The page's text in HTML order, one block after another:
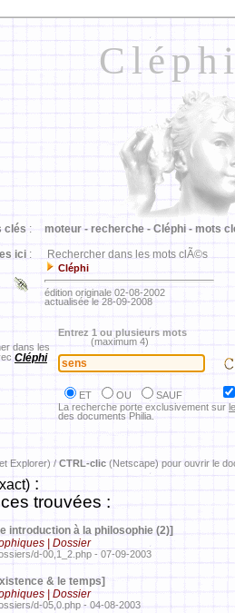
clés : moteur - recherche - Cléphi - mots
ici : Rechercher dans les mots clÃ©s
Cléphi
édition originale 02-08-2002
actualisée le 28-09-2008
dans les
Cléphi
Entrez 1 ou plusieurs mots
(maximum 4)
ET OU
SAUF
La recherche porte exclusivement sur
des documents Philia.
Explorer) / CTRL-clic (Netscape) pour ouvrir le
:
trouvées :
introduction à la philosophie (2)]
| Dossier
d-00,1_2.php - 07-09-2003
& le temps]
| Dossier
d-05,0.php - 04-08-2003